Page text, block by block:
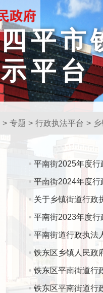
四平市
示平台
> 专题 > 行政执法平台 >
平南街2025年度行
平南街2024年度行
关于乡镇街道行政
平南街2023年度
平南街道行政执法
铁东区乡镇人民政
铁东区平南街道行
铁东区平南街道行